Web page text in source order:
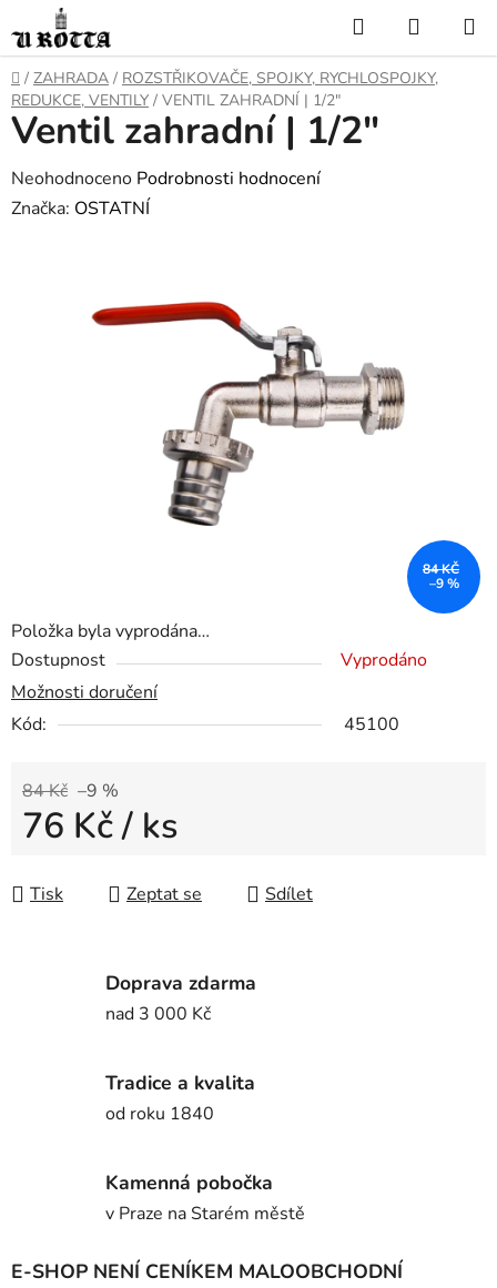
na
obsah
Hledat
KOŠÍK
DOMŮ
/ ZAHRADA / ROZSTŘIKOVAČE, SPOJKY, RYCHLOSPOJKY,
REDUKCE, VENTILY / VENTIL ZAHRADNÍ | 1/2"
Položka byla vyprodána…
Dostupnost
Vyprodáno
Možnosti doručení
Kód:
45100
84 Kč –9 %
76 Kč/ ks
Tisk
Zeptat se Sdílet
Ventil zahradní | 1/2"
Průměrné
hodnocení
Neohodnoceno Podrobnosti hodnocení
Značka: OSTATNÍ
84 KČ
–9 %
Doprava zdarma
nad 3 000 Kč
Tradice a kvalita
od roku 1840
Kamenná pobočka
v Praze na Starém městě
E-SHOP NENÍ CENÍKEM MALOOBCHODNÍ